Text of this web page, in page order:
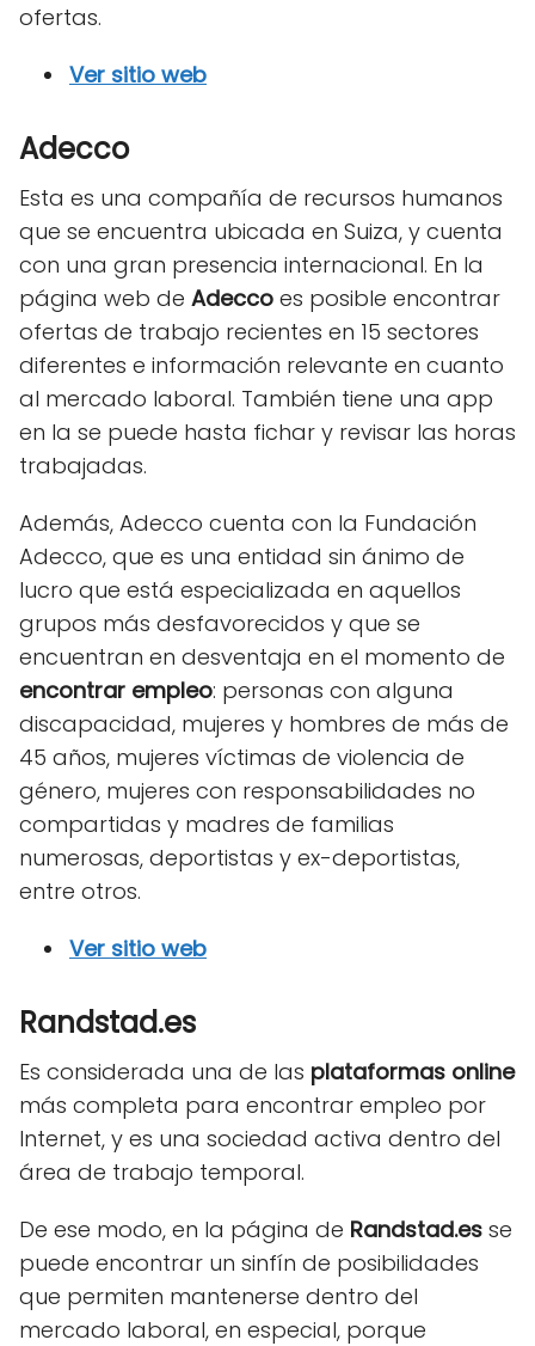
ofertas.
Ver sitio web
Adecco
Esta es una compañía de recursos humanos
que se encuentra ubicada en Suiza, y cuenta
con una gran presencia internacional. En la
página web de Adecco es posible encontrar
ofertas de trabajo recientes en 15 sectores
diferentes e información relevante en cuanto
al mercado laboral. También tiene una app
en la se puede hasta fichar y revisar las horas
trabajadas.
Además, Adecco cuenta con la Fundación
Adecco, que es una entidad sin ánimo de
lucro que está especializada en aquellos
grupos más desfavorecidos y que se
encuentran en desventaja en el momento de
encontrar empleo: personas con alguna
discapacidad, mujeres y hombres de más de
45 años, mujeres víctimas de violencia de
género, mujeres con responsabilidades no
compartidas y madres de familias
numerosas, deportistas y ex-deportistas,
entre otros.
Ver sitio web
Randstad.es
Es considerada una de las plataformas online
más completa para encontrar empleo por
Internet, y es una sociedad activa dentro del
área de trabajo temporal.
De ese modo, en la página de Randstad.es se
puede encontrar un sinfín de posibilidades
que permiten mantenerse dentro del
mercado laboral, en especial, porque